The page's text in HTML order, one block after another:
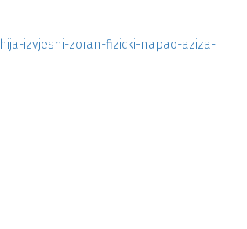
izvjesni-zoran-fizicki-napao-aziza-